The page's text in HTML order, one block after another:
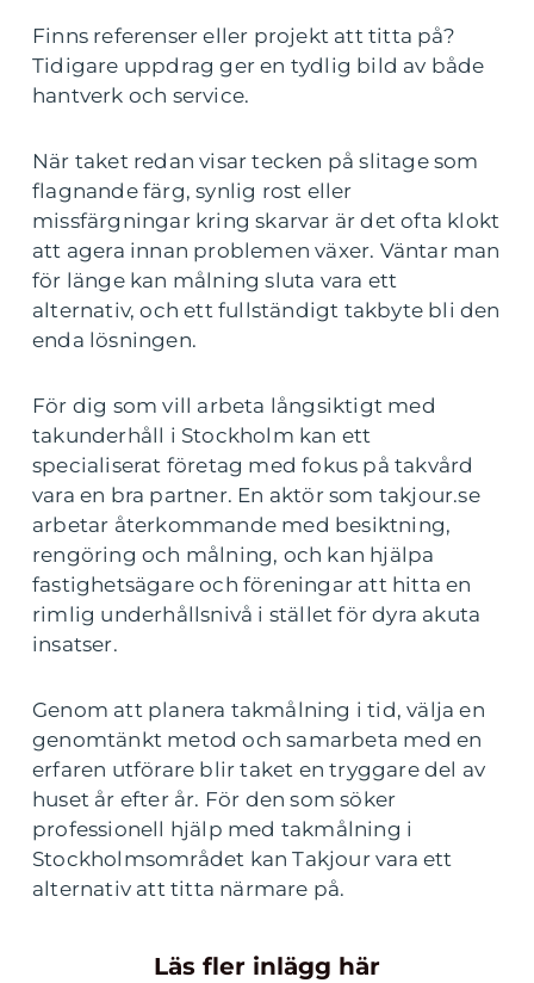
Finns referenser eller projekt att titta på?
Tidigare uppdrag ger en tydlig bild av både
hantverk och service.
När taket redan visar tecken på slitage som
flagnande färg, synlig rost eller
missfärgningar kring skarvar är det ofta klokt
att agera innan problemen växer. Väntar man
för länge kan målning sluta vara ett
alternativ, och ett fullständigt takbyte bli den
enda lösningen.
För dig som vill arbeta långsiktigt med
takunderhåll i Stockholm kan ett
specialiserat företag med fokus på takvård
vara en bra partner. En aktör som takjour.se
arbetar återkommande med besiktning,
rengöring och målning, och kan hjälpa
fastighetsägare och föreningar att hitta en
rimlig underhållsnivå i stället för dyra akuta
insatser.
Genom att planera takmålning i tid, välja en
genomtänkt metod och samarbeta med en
erfaren utförare blir taket en tryggare del av
huset år efter år. För den som söker
professionell hjälp med takmålning i
Stockholmsområdet kan Takjour vara ett
alternativ att titta närmare på.
Läs fler inlägg här